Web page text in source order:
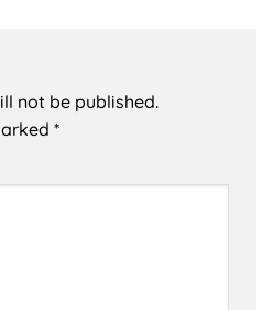
not be published.
*